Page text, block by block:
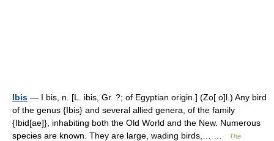
Ibis — I bis, n. [L. ibis, Gr. ?; of Egyptian origin.] (Zo[ o]l.) Any bird
of the genus {Ibis} and several allied genera, of the family
{Ibid[ae]}, inhabiting both the Old World and the New. Numerous
species are known. They are large, wading birds,… …
The